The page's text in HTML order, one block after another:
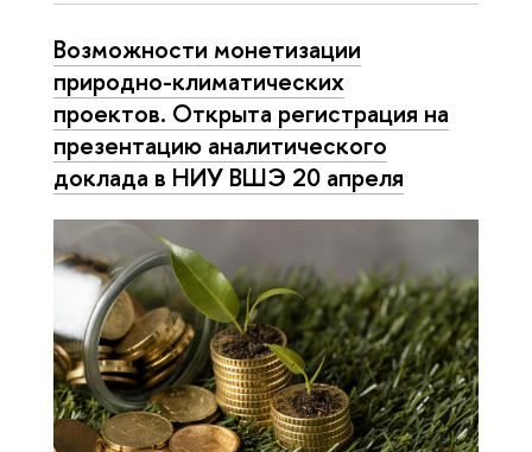
Возможности монетизации
природно-климатических
проектов. Открыта регистрация на
презентацию аналитического
доклада в НИУ ВШЭ 20 апреля